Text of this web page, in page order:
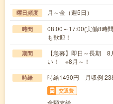
曜日頻度 月～金（週5日）
時間
08:00～17:00(実働8時
も歓迎！
期間
【急募】即日～長期 8
い！ ※8月～！
時給 時給1490円 月収例
交通費
全額支給